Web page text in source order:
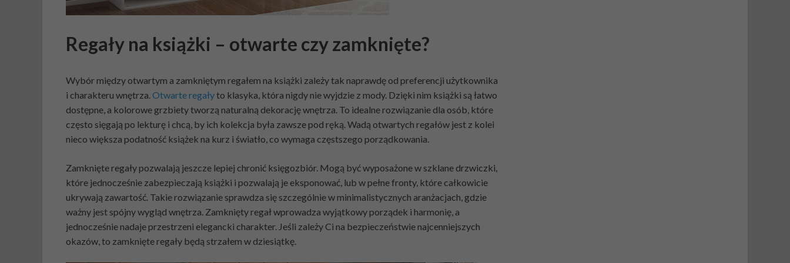
Regały na książki – otwarte czy zamknięte?
Wybór między otwartym a zamkniętym regałem na książki zależy tak naprawdę od preferencji użytkownika
i charakteru wnętrza.Otwarte regałyto klasyka, która nigdy nie wyjdzie z mody. Dzięki nim książki są łatwo
dostępne, a kolorowe grzbiety tworzą naturalną dekorację wnętrza. To idealne rozwiązanie dla osób, które
często sięgają po lekturę i chcą, by ich kolekcja była zawsze pod ręką. Wadą otwartych regałów jest z kolei
nieco większa podatność książek na kurz i światło, co wymaga częstszego porządkowania.
Zamknięte regały pozwalają jeszcze lepiej chronić księgozbiór. Mogą być wyposażone w szklane drzwiczki,
które jednocześnie zabezpieczają książki i pozwalają je eksponować, lub w pełne fronty, które całkowicie
ukrywają zawartość. Takie rozwiązanie sprawdza się szczególnie w minimalistycznych aranżacjach, gdzie
ważny jest spójny wygląd wnętrza. Zamknięty regał wprowadza wyjątkowy porządek i harmonię, a
jednocześnie nadaje przestrzeni elegancki charakter. Jeśli zależy Ci na bezpieczeństwie najcenniejszych
okazów, to zamknięte regały będą strzałem w dziesiątkę.